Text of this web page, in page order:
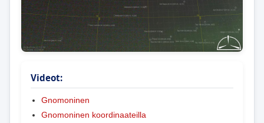
Videot:
Gnomoninen
Gnomoninen koordinaateilla